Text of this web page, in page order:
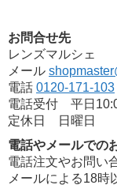
お問合せ先
レンズマルシェ
メール
電話 0120-171-103
電話受付 平日
定休日 日曜日
電話やメールでの
電話注文やお問い
メールによる18時